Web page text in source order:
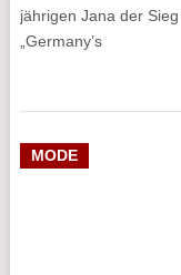
jährigen Jana der
„Germany’s
MODE